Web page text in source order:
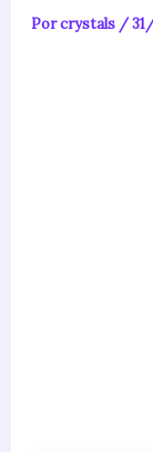
Porcrystals /